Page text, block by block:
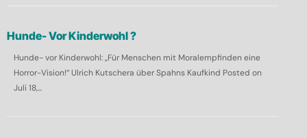
Hunde- Vor Kinderwohl ?
Hunde- vor Kinderwohl: „Für Menschen mit Moralempfinden eine
Horror-Vision!“ Ulrich Kutschera über Spahns Kaufkind Posted on
Juli 18,...